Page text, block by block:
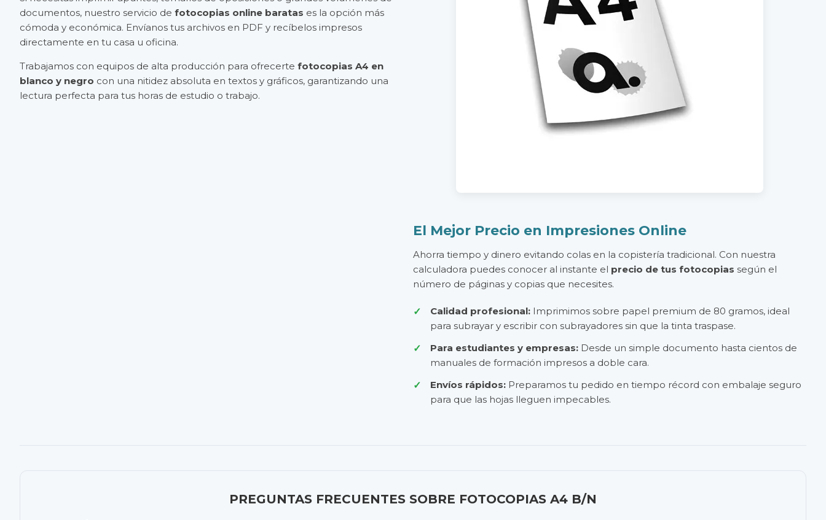
documentos, nuestro servicio de fotocopias online baratas es la opción más
cómoda y económica. Envíanos tus archivos en PDF y recíbelos impresos
directamente en tu casa u oficina.
Trabajamos con equipos de alta producción para ofrecerte fotocopias A4 en
blanco y negro con una nitidez absoluta en textos y gráficos, garantizando una
lectura perfecta para tus horas de estudio o trabajo.
El Mejor Precio en Impresiones Online
Ahorra tiempo y dinero evitando colas en la copistería tradicional. Con nuestra
calculadora puedes conocer al instante el precio de tus fotocopias según el
número de páginas y copias que necesites.
Calidad profesional: Imprimimos sobre papel premium de 80 gramos, ideal
para subrayar y escribir con subrayadores sin que la tinta traspase.
Para estudiantes y empresas: Desde un simple documento hasta cientos de
manuales de formación impresos a doble cara.
Envíos rápidos: Preparamos tu pedido en tiempo récord con embalaje seguro
para que las hojas lleguen impecables.
PREGUNTAS FRECUENTES SOBRE FOTOCOPIAS A4 B/N